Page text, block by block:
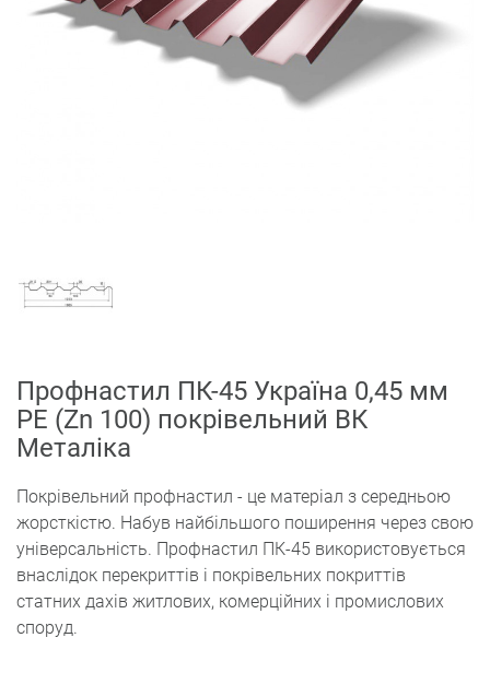
Профнастил ПК-45 Україна 0,45 мм
PE (Zn 100) покрівельний ВК
Металіка
Покрівельний профнастил - це матеріал з середньою
жорсткістю. Набув найбільшого поширення через свою
універсальність. Профнастил ПК-45 використовується
внаслідок перекриттів і покрівельних покриттів
статних дахів житлових, комерційних і промислових
споруд.